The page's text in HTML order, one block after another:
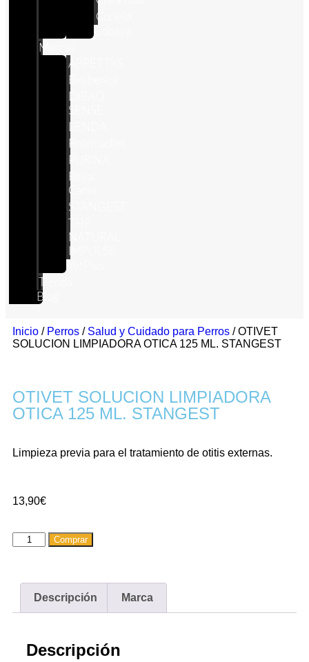
Conejo
Marcas
APPETTYS
Bioiberica
SENSE
Pharmadiet
PURINA
Royal
Canin
STANGEST
NATURAL
Blog
Inicio / Perros / Salud y Cuidado para Perros / OTIVET
SOLUCION LIMPIADORA OTICA 125 ML. STANGEST
OTIVET SOLUCION LIMPIADORA
OTICA 125 ML. STANGEST
Limpieza previa para el tratamiento de otitis externas.
13,90€
Comprar
Descripción Marca
Descripción